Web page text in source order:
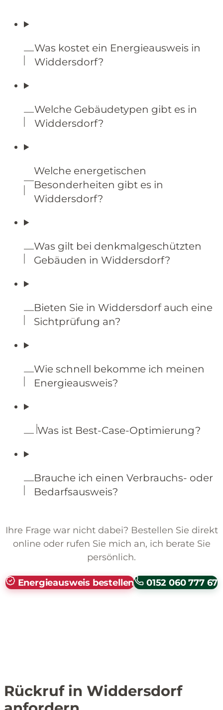
Was kostet ein Energieausweis in
Widdersdorf?
Welche Gebäudetypen gibt es in
Widdersdorf?
Welche energetischen
Besonderheiten gibt es in
Widdersdorf?
Was gilt bei denkmalgeschützten
Gebäuden in Widdersdorf?
Bieten Sie in Widdersdorf auch eine
Sichtprüfung an?
Wie schnell bekomme ich meinen
Energieausweis?
Was ist Best-Case-Optimierung?
Brauche ich einen Verbrauchs- oder
Bedarfsausweis?
Ihre Frage war nicht dabei? Bestellen Sie direkt
online oder rufen Sie mich an, ich berate Sie
persönlich.
Energieausweis bestellen 0152 060 777 67
Rückruf in Widdersdorf